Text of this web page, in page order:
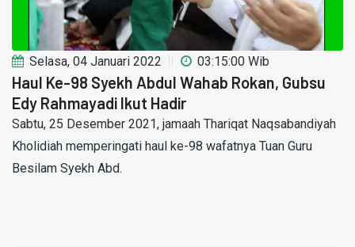
Selasa, 04 Januari 2022 03:15:00 Wib
Haul Ke-98 Syekh Abdul Wahab Rokan, Gubsu
Edy Rahmayadi Ikut Hadir
Sabtu, 25 Desember 2021, jamaah Thariqat Naqsabandiyah
Kholidiah memperingati haul ke-98 wafatnya Tuan Guru
Besilam Syekh Abd.